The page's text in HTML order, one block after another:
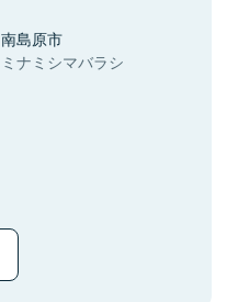
南島原市
ミナミシマバラシ